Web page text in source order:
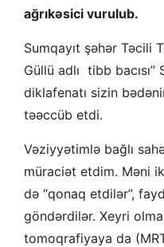
ağrıkəsici vurulub.
Sumqayıt şəhər Təcili
Güllü adlı tibb
diklafenatı sizin
təəccüb etdi.
Vəziyyətimlə bağlı
müraciət etdim. Məni
də “qonaq etdilər”,
göndərdilər. Xeyri
tomoqrafiyaya da